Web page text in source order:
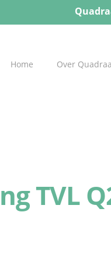
Home Over
TVL